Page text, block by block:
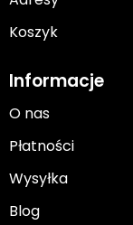
Koszyk
Informacje
O nas
Płatności
Wysyłka
Blog